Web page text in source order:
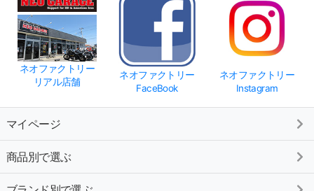
ネオファクトリー
リアル店舗
ネオファクトリー
FaceBook
ネオファクトリー
Instagram
マイページ
商品別で選ぶ